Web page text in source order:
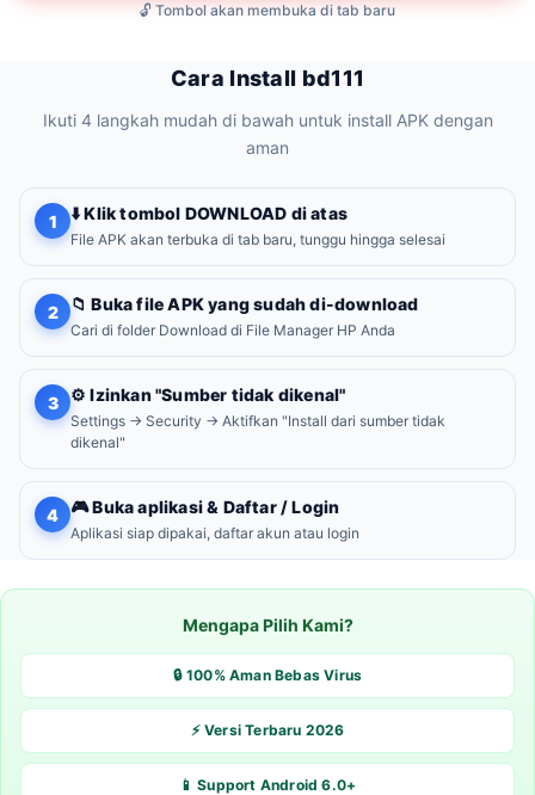
🔓 Tombol akan membuka di tab baru
Cara Install bd111
Ikuti 4 langkah mudah di bawah untuk install APK dengan
aman
1 ⬇️ Klik tombol DOWNLOAD di atas
File APK akan terbuka di tab baru, tunggu hingga selesai
2 📁 Buka file APK yang sudah di-download
Cari di folder Download di File Manager HP Anda
3 ⚙️ Izinkan "Sumber tidak dikenal"
Settings → Security → Aktifkan "Install dari sumber tidak
dikenal"
4 🎮 Buka aplikasi & Daftar / Login
Aplikasi siap dipakai, daftar akun atau login
Mengapa Pilih Kami?
🔒 100% Aman Bebas Virus
⚡ Versi Terbaru 2026
📱 Support Android 6.0+